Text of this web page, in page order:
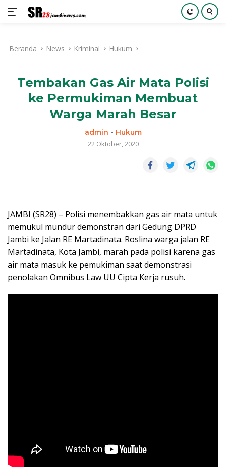
kontenBeranda News Kriminal Hukum
Tembakan Gas Air Mata Polisi
ke Permukiman Membuat
Warga Marah Besar
admin - Hukum
22 Oktober, 2020
JAMBI (SR28) – Polisi menembakkan gas air mata untuk
memukul mundur demonstran dari Gedung DPRD
Jambi ke Jalan RE Martadinata. Roslina warga jalan RE
Martadinata, Kota Jambi, marah pada polisi karena gas
air mata masuk ke pemukiman saat demonstrasi
penolakan Omnibus Law UU Cipta Kerja rusuh.